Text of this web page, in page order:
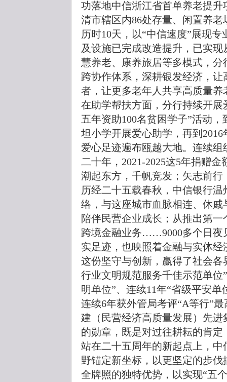
功落地中信浙江省首单养老提
清市辖区内86处存量、闲置养
历时10天，以“中信速度”展现
及设施已完成改造提升，已实
慧养老、康养旅居等多模式，
跨协作体系，深耕银发经济，
者，让更多老年人共享高质量养
在助学帮扶方面，分行持续开展
五年资助100名贫困学子”活动
坦小学开展爱心助学，再到
爱心足迹遍布瓯越大地。连续
二十年，2021-2025这5年捐赠金
潮起东方，千帆竞发；矢志前行
历经二十五载春秋，中信银行
络，与这座城市血脉相连、休
陪伴民营企业成长；从推出第
跨境金融业务……9000多个日夜
实足迹，也映照着金融与实体
这份坚守与创新，赢得了社会
行业文明规范服务千佳示范单位
明单位”、连续11年“省级平安
连续6年获外管局考评“A等行”
建（民营经济高质量发展）先
的勋章，既是对过往耕耘的肯
站在二十五周年的新起点上，
野锚定新坐标，以更坚定的步
全牌照的独特优势，以实现“五